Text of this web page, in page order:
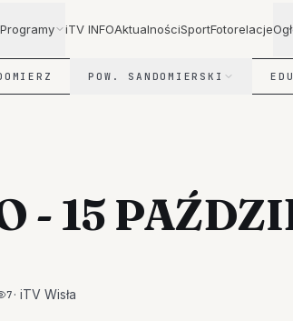
Programy iTV INFOAktualnościSportFotorelacje
POW. SANDOMIERSKI
- 15
7 ·iTV Wisła